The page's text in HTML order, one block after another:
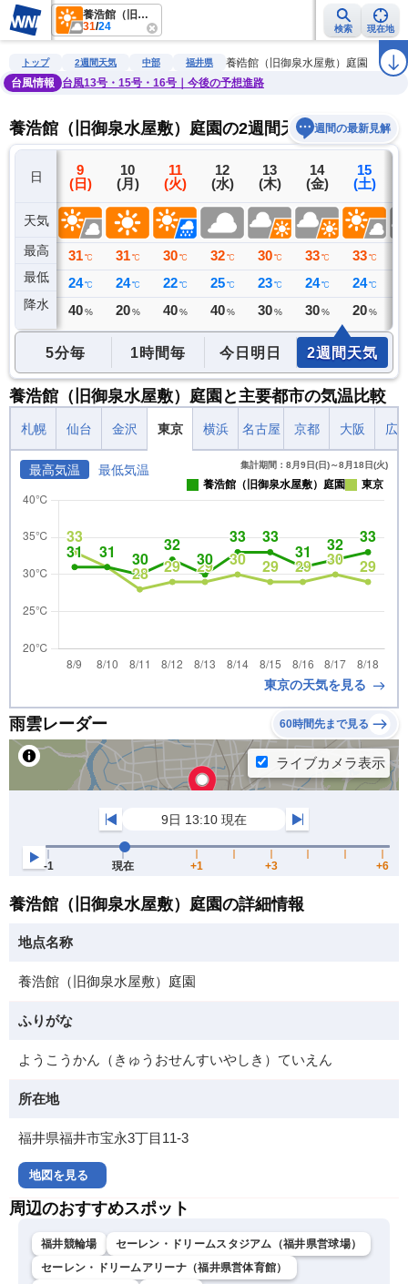
養浩館（旧御泉水屋敷）庭園
31/24 検索 現在地
雨雲レーダー 台風情報 地震情報 警報・注意報 2週間天気 ラ
トップ 2週間天気 中部 福井県
養浩館（旧御泉水屋敷）庭園
台風情報
台風13号・15号・16号｜今後の予想進路
養浩館（旧御泉水屋敷）庭園の2週間天気予報週間の最新見解
日
天気
最高
最低
降水
8
(土)
35 ℃
26 ℃
49ミリ
9
(日)
31 ℃
24 ℃
40 %
10
(月)
31 ℃
24 ℃
20 %
11
(火)
30 ℃
22 ℃
40 %
12
(水)
32 ℃
25 ℃
40 %
13
(木)
30 ℃
23 ℃
30 %
14
(金)
33 ℃
24 ℃
30 %
15
(土)
33 ℃
24 ℃
20 %
5分毎 1時間毎 今日明日 2週間天気
養浩館（旧御泉水屋敷）庭園と主要都市の気温比較
札幌 仙台 金沢 東京 横浜 名古屋 京都 大阪 広
最高気温 最低気温 集計期間：8月9日(日)～8月18日(火)
養浩館（旧御泉水屋敷）庭園 東京
東京の天気を見る
雨雲レーダー 60時間先まで見る
養浩館（旧御泉水屋敷）庭園の詳細情報
地点名称
養浩館（旧御泉水屋敷）庭園
ふりがな
ようこうかん（きゅうおせんすいやしき）ていえん
所在地
福井県福井市宝永3丁目11-3
地図を見る
周辺のおすすめスポット
福井競輪場
セーレン・ドリームスタジアム（福井県営球場）
セーレン・ドリームアリーナ（福井県営体育館）